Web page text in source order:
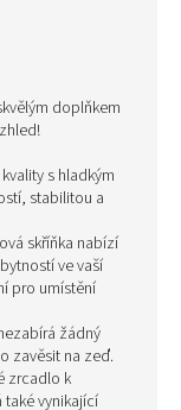
doplňkem
s hladkým
stabilitou a
skříňka nabízí
ve vaší
pro umístění
žádný
zavěsit na zeď.
zrcadlo k
vynikající